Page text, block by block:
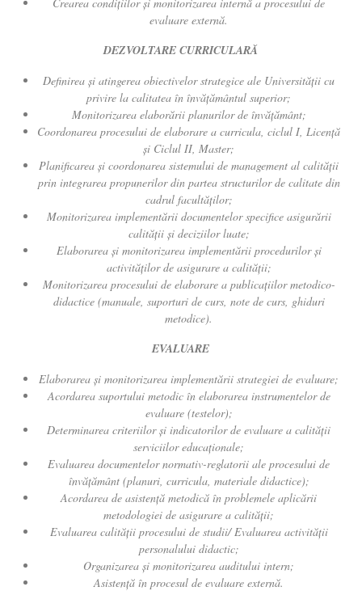
evaluare externă.
DEZVOLTARE CURRICULARĂ
Definirea și atingerea obiectivelor strategice ale Universității cu
privire la calitatea în învățământul superior;
Monitorizarea elaborării planurilor de învăţământ;
Coordonarea procesului de elaborare a curricula, ciclul I, Licenţă
şi Ciclul II, Master;
Planificarea și coordonarea sistemului de management al calității
prin integrarea propunerilor din partea structurilor de calitate din
cadrul facultăţilor;
Monitorizarea implementării documentelor specifice asigurării
calității și deciziilor luate;
Elaborarea și monitorizarea implementării procedurilor și
activităților de asigurare a calității;
Monitorizarea procesului de elaborare a publicaţiilor metodico-
didactice (manuale, suporturi de curs, note de curs, ghiduri
metodice).
EVALUARE
Elaborarea și monitorizarea implementării strategiei de evaluare;
Acordarea suportului metodic în elaborarea instrumentelor de
evaluare (testelor);
Determinarea criteriilor şi indicatorilor de evaluare a calității
serviciilor educaționale;
Evaluarea documentelor normativ-reglatorii ale procesului de
învăţământ (planuri, curricula, materiale didactice);
Acordarea de asistenţă metodică în problemele aplicării
metodologiei de asigurare a calităţii;
Evaluarea calităţii procesului de studii/ Evaluarea activităţii
personalului didactic;
Organizarea şi monitorizarea auditului intern;
Asistenţă în procesul de evaluare externă.